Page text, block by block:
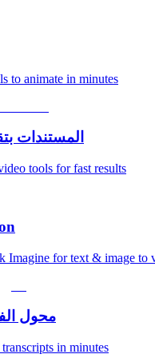
to animate in minutes
المستندات
tools for fast results
Imagine for text & image to
محول
in minutes